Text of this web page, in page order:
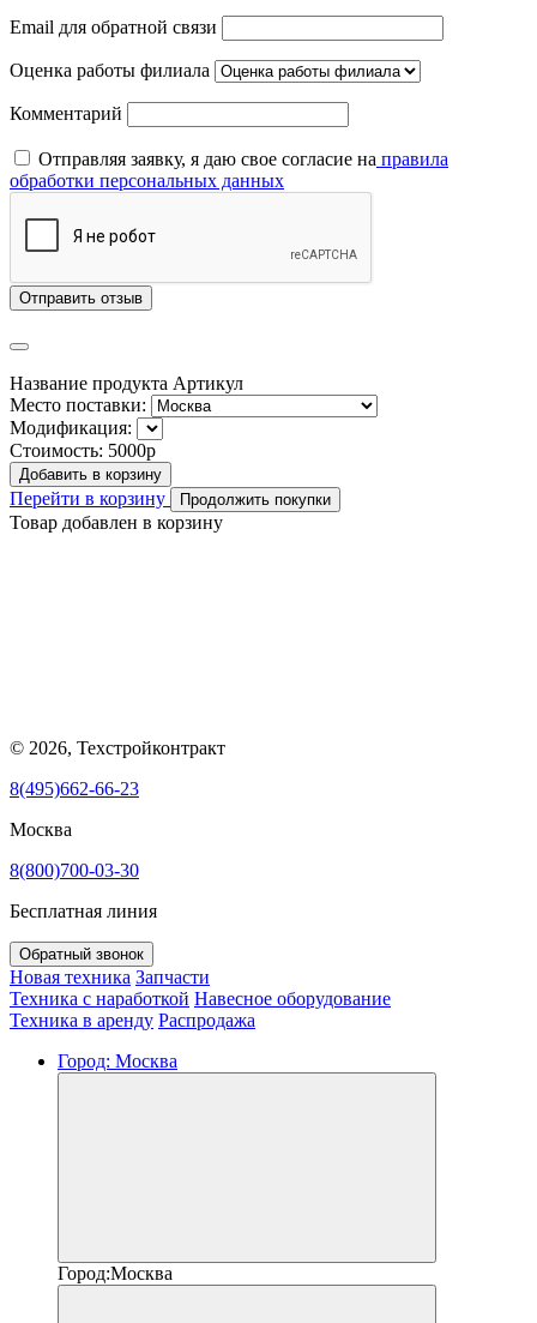
Email для обратной связи
Оценка работы филиала
Комментарий
Отправляя заявку, я даю свое согласие на правила
обработки персональных данных
Отправить отзыв
Название продукта Артикул
Место поставки:
Модификация:
Стоимость: 5000р
Добавить в корзину
Перейти в корзину Продолжить покупки
Товар добавлен в корзину
© 2026, Техстройконтракт
8(495)662-66-23
Москва
8(800)700-03-30
Бесплатная линия
Обратный звонок
Новая техника Запчасти
Техника с наработкой Навесное оборудование
Техника в аренду Распродажа
Город: Москва
Город:Москва